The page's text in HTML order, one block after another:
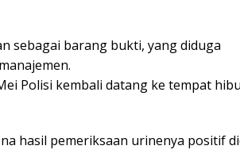
sebagai barang bukti, yang diduga
Polisi kembali datang ke tempat
hasil pemeriksaan urinenya positif